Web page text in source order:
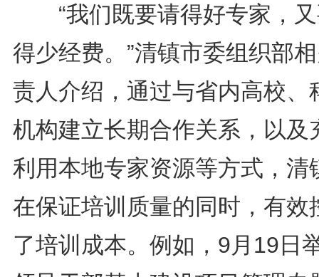
“我们既要请得好专家，又
得少经费。”清镇市委组织部
责人介绍，通过与省内高校、
机构建立长期合作关系，以及
利用本地专家资源等方式，清
在保证培训质量的同时，有效
了培训成本。例如，9月19日